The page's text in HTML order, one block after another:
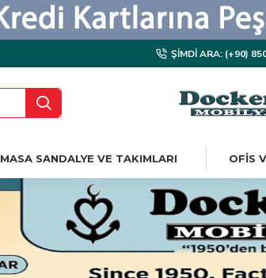
ŞIMDI ARA: (+90)
MASA SANDALYE VE TAKIMLARI OFIS